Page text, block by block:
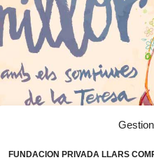
FUNDACION PRIVADA LLARS